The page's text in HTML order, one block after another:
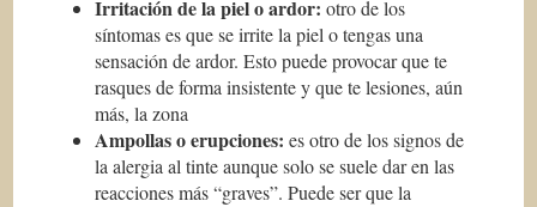
Irritación de la piel o ardor: otro de los
síntomas es que se irrite la piel o tengas una
sensación de ardor. Esto puede provocar que te
rasques de forma insistente y que te lesiones, aún
más, la zona
Ampollas o erupciones: es otro de los signos de
la alergia al tinte aunque solo se suele dar en las
reacciones más “graves”. Puede ser que la